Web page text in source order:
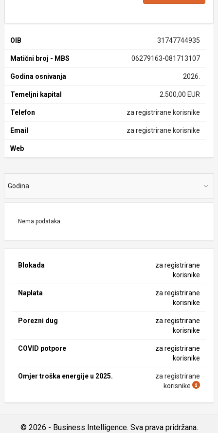
OIB 31747744935
Matični broj - MBS 06279163-081713107
Godina osnivanja 2026.
Temeljni kapital 2.500,00 EUR
Telefon za registrirane korisnike
Email za registrirane korisnike
Web
Godina
Nema podataka.
Blokada
za registrirane
korisnike
Naplata
za registrirane
korisnike
Porezni dug
za registrirane
korisnike
COVID potpore
za registrirane
korisnike
Omjer troška energije u 2025.
za registrirane
korisnike
© 2026 - Business Intelligence. Sva prava pridržana.